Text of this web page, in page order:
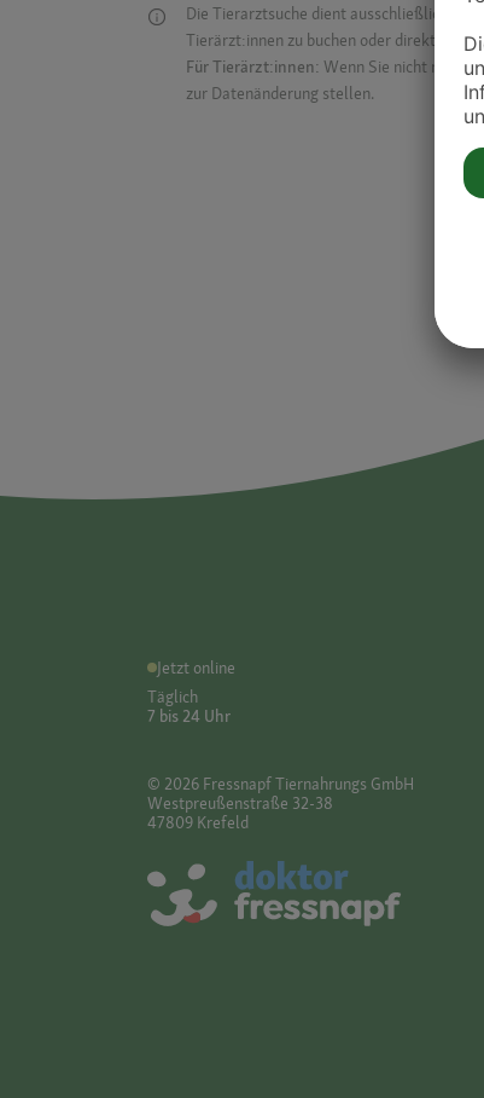
Die Tierarztsuche dient ausschließlich
Tierärzt:innen zu buchen oder direkt mit
Für Tierärzt:innen: Wenn Sie nicht mehr
zur Datenänderung stellen.
Jetzt online
Täglich
7 bis 24 Uhr
© 2026 Fressnapf Tiernahrungs GmbH
Westpreußenstraße 32-38
47809 Krefeld